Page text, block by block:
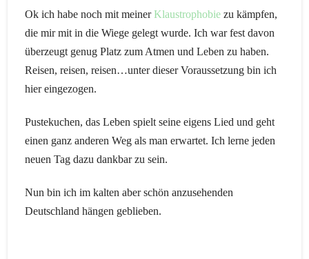
Ok ich habe noch mit meinerKlaustrophobie zu kämpfen,
die mir mit in die Wiege gelegt wurde. Ich war fest davon
überzeugt genug Platz zum Atmen und Leben zu haben.
Reisen, reisen, reisen…unter dieser Voraussetzung bin ich
hier eingezogen.
Pustekuchen, das Leben spielt seine eigens Lied und geht
einen ganz anderen Weg als man erwartet. Ich lerne jeden
neuen Tag dazu dankbar zu sein.
Nun bin ich im kalten aber schön anzusehenden
Deutschland hängen geblieben.